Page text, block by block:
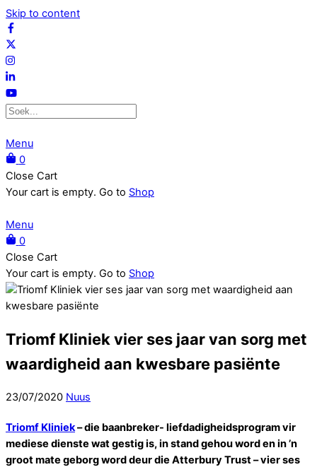
Skip to content
Menu
0
Close Cart
Your cart is empty. Go to Shop
Menu
0
Close Cart
Your cart is empty. Go to Shop
Triomf Kliniek vier ses jaar van sorg met
waardigheid aan kwesbare pasiënte
23/07/2020 Nuus
Triomf Kliniek– die baanbreker- liefdadigheidsprogram vir
mediese dienste wat gestig is, in stand gehou word en in ’n
groot mate geborg word deur die Atterbury Trust – vier ses